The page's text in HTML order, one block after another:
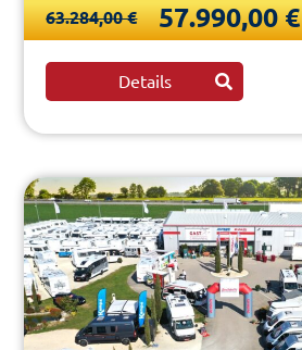
63.284,00 € 57.990,00 €
Details